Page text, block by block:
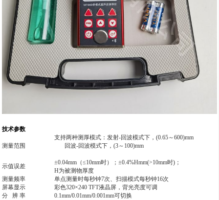
技术参数
测量范围
支持两种测厚模式：发射-回波模式下，(0.65～600)mm
回波-回波模式下，(3～100)mm
示值误差
±0.04mm（≤10mm时）；±0.4%Hmm(>10mm时)；
H为被测物厚度
测量频率
单点测量时每秒钟7次、扫描模式每秒钟16次
屏幕显示
彩色320×240 TFT液晶屏，背光亮度可调
分 辨 率
0.1mm/0.01mm/0.001mm可切换